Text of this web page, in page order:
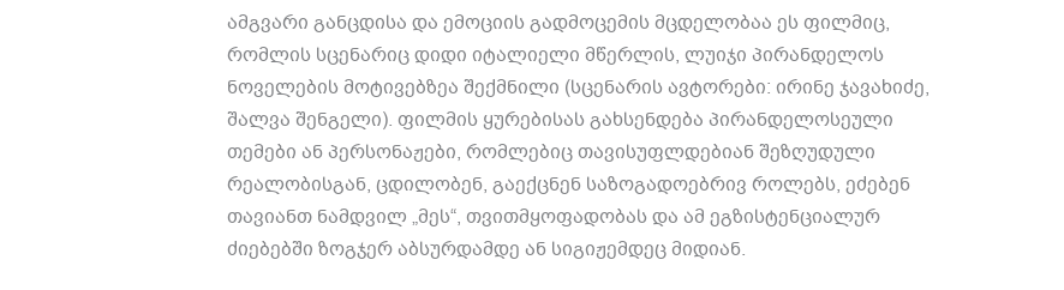
ამგვარი განცდისა და ემოციის გადმოცემის მცდელობაა ეს ფილმიც,
რომლის სცენარიც დიდი იტალიელი მწერლის, ლუიჯი პირანდელოს
ნოველების მოტივებზეა შექმნილი (სცენარის ავტორები: ირინე ჯავახიძე,
შალვა შენგელი). ფილმის ყურებისას გახსენდება პირანდელოსეული
თემები ან პერსონაჟები, რომლებიცთავისუფლდებიანშეზღუდული
რეალობისგან, ცდილობენ, გაექცნენ საზოგადოებრივ როლებს, ეძებენ
თავიანთ ნამდვილ „მეს“, თვითმყოფადობას და ამ ეგზისტენციალურ
ძიებებში ზოგჯერაბსურდამდე ან სიგიჟემდეც მიდიან.